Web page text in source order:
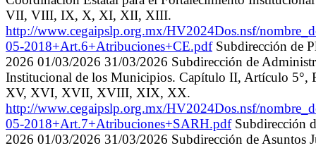
VII, VIII, IX, X, XI, XII, XIII.
http://www.cegaipslp.org.mx/HV2024Dos.nsf/
05-2018+Art.6+Atribuciones+CE.pdfSubdirección de
2026 01/03/2026 31/03/2026 Subdirección de
Institucional de los Municipios. Capítulo II, Artículo
XV, XVI, XVII, XVIII, XIX, XX.
http://www.cegaipslp.org.mx/HV2024Dos.nsf/
05-2018+Art.7+Atribuciones+SARH.pdfSubdirección
2026 01/03/2026 31/03/2026 Subdirección de Asuntos